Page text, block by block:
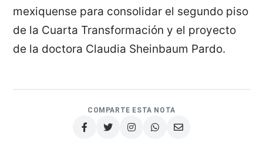
mexiquense para consolidar el segundo piso
de la Cuarta Transformación y el proyecto
de la doctora Claudia Sheinbaum Pardo.
COMPARTE ESTA NOTA